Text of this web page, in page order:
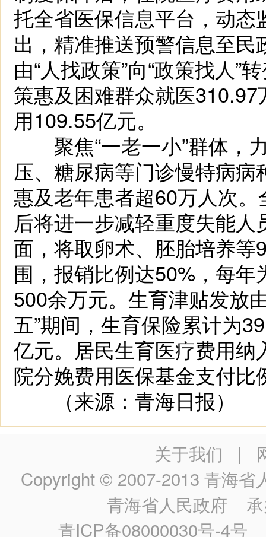
托全省医保信息平台，动
出，精准推送预警信息至
由“人找政策”向“政策找人”
策惠及困难群众就医
用109.55亿元。
聚焦“一老一小”群体，
压、糖尿病等门诊慢特病
惠及老年患者超60万人次
后将进一步减轻重度失能
面，将取卵术、胚胎培养
围，报销比例达50%，每
500余万元。生育津贴发放
五”期间，生育保险累计为
亿元。居民生育医疗费用
院分娩费用医保基金支付比
（来源：青海日报）
关于我们 |
Copyright © 2007-2013 青海省
青海省人民政府 承
青ICP备08000030号-4号